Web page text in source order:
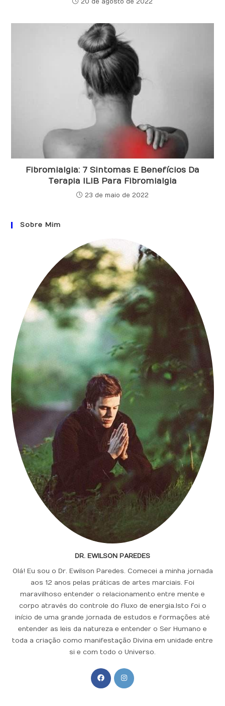
20 de agosto de 2022
Fibromialgia: 7 Sintomas E Benefícios Da
Terapia ILIB Para Fibromialgia
23 de maio de 2022
Sobre Mim
DR. EWILSON PAREDES
Olá! Eu sou o Dr. Ewilson Paredes. Comecei a minha jornada
aos 12 anos pelas práticas de artes marciais. Foi
maravilhoso entender o relacionamento entre mente e
corpo através do controle do fluxo de energia.Isto foi o
início de uma grande jornada de estudos e formações até
entender as leis da natureza e entender o Ser Humano e
toda a criação como manifestação Divina em unidade entre
si e com todo o Universo.